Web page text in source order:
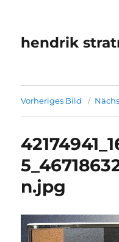
hendrik
Vorheriges Bild
n.jpg